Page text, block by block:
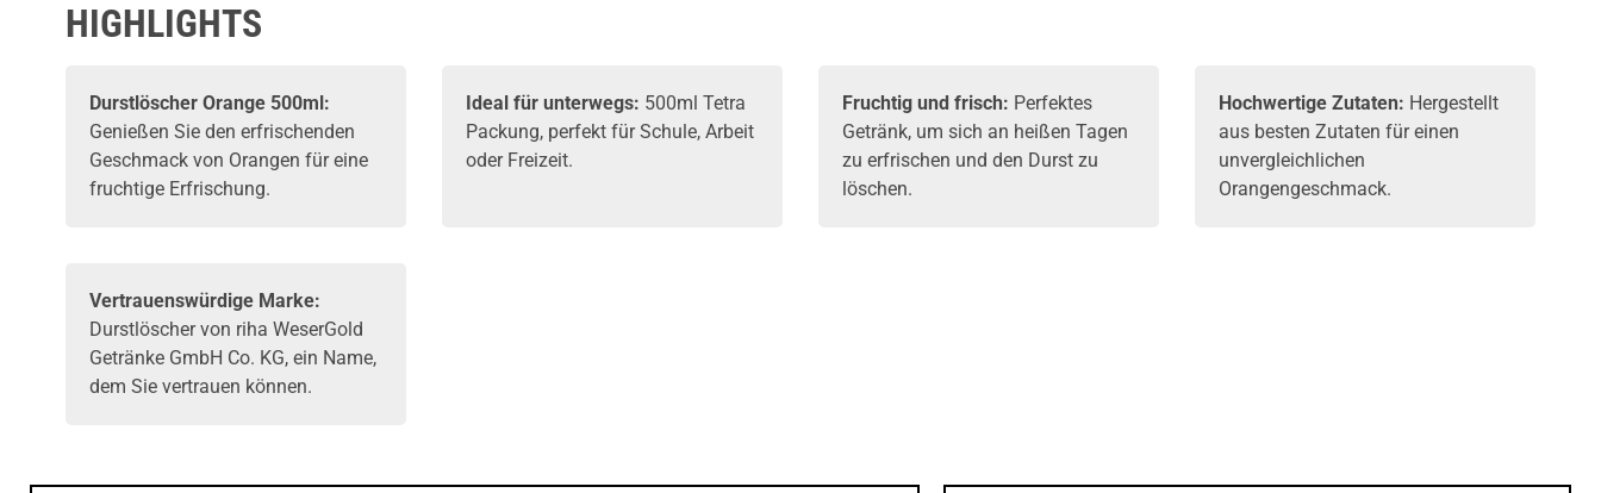
HIGHLIGHTS
Durstlöscher Orange 500ml:
Genießen Sie den erfrischenden
Geschmack von Orangen für eine
fruchtige Erfrischung.
Ideal für unterwegs: 500ml Tetra
Packung, perfekt für Schule, Arbeit
oder Freizeit.
Fruchtig und frisch: Perfektes
Getränk, um sich an heißen Tagen
zu erfrischen und den Durst zu
löschen.
Hochwertige Zutaten: Hergestellt
aus besten Zutaten für einen
unvergleichlichen
Orangengeschmack.
Vertrauenswürdige Marke:
Durstlöscher von riha WeserGold
Getränke GmbH Co. KG, ein Name,
dem Sie vertrauen können.